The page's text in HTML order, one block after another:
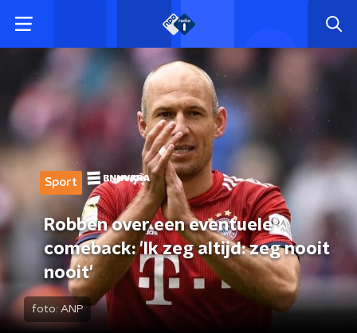
Sport
Robben over een eventuele
comeback: 'Ik zeg altijd: zeg nooit
nooit'
foto: ANP